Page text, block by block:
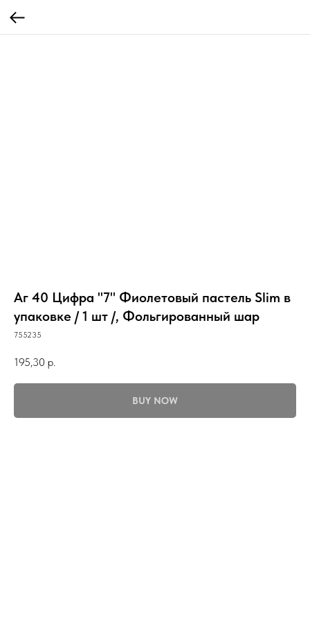
Аг 40 Цифра "7" Фиолетовый пастель Slim в
упаковке / 1 шт /, Фольгированный шар
755235
195,30 р.
BUY NOW